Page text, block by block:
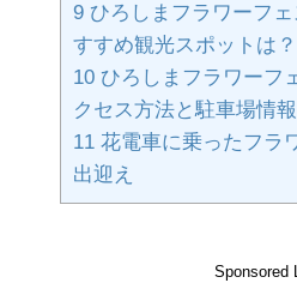
9 ひろしまフラワーフ
すすめ観光スポットは？
10 ひろしまフラワーフ
クセス方法と駐車場情
11 花電車に乗ったフラ
出迎え
Sponsored